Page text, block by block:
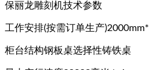
保丽龙雕刻机技术参数
工作安排(按需订单生产
柜台结构钢板桌选择性铸铁桌